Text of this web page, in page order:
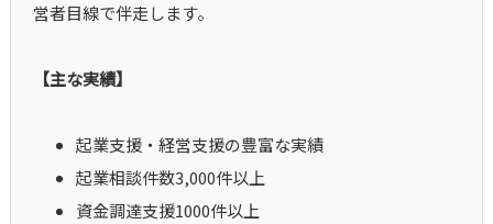
営者目線で伴走します。
【主な実績】
起業支援・経営支援の豊富な実績
起業相談件数3,000件以上
資金調達支援1000件以上